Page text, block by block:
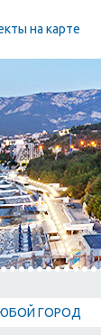
на карте
ГОРОД